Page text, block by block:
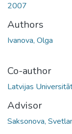
2007
Authors
Ivanova, Olga
Co-author
Latvijas
Advisor
Saksonova,